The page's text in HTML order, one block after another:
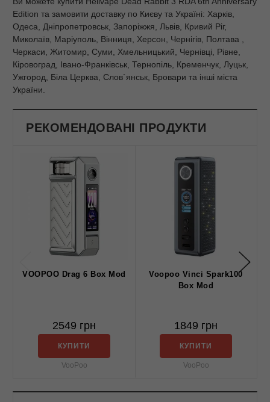
Edition та замовити доставку по Києву та Україні: Харків,
Одеса, Дніпропетровськ, Запоріжжя, Львів, Кривий Ріг,
Миколаїв, Маріуполь, Вінниця, Херсон, Чернігів, Полтава ,
Черкаси, Житомир, Суми, Хмельницький, Чернівці, Рівне,
Кіровоград, Івано-Франківськ, Тернопіль, Кременчук, Луцьк,
Ужгород, Біла Церква, Слов`янськ, Бровари та інші міста
України.
РЕКОМЕНДОВАНІ ПРОДУКТИ
VOOPOO Drag 6 Box Mod
2549 грн
КУПИТИ
VooPoo
Voopoo Vinci Spark100
Box Mod
1849 грн
КУПИТИ
VooPoo